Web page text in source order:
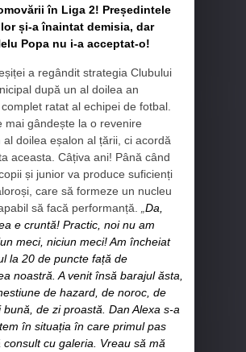
în Liga 2! Președintele
și-a înaintat demisia, dar
Popa nu i-a acceptat-o!
a regândit strategia Clubului
după un al doilea an
ratat al echipei de fotbal.
mai gândește la o revenire
al doilea eșalon al țării, ci acordă
aceasta. Câțiva ani! Până când
și junior va produce suficienți
care să formeze un nucleu
să facă performanță.
Da,
e cruntă! Practic, noi nu am
meci, niciun meci! Am încheiat
la 20 de puncte față de
noastră. A venit însă barajul ăsta,
de hazard, de noroc, de
bună, de zi proastă. Dan Alexa s-a
în situația în care primul pas
consult cu galeria. Vreau să mă